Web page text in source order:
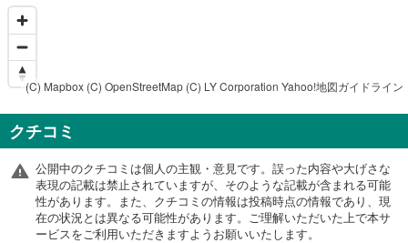
(C) Mapbox (C) OpenStreetMap (C) LY Corporation Yahoo!地図ガイドライン
クチコミ
公開中のクチコミは個人の主観・意見です。誤った内容や大げさな
表現の記載は禁止されていますが、そのような記載が含まれる可能
性があります。また、クチコミの情報は投稿時点の情報であり、現
在の状況とは異なる可能性があります。ご理解いただいた上で本サ
ービスをご利用いただきますようお願いいたします。